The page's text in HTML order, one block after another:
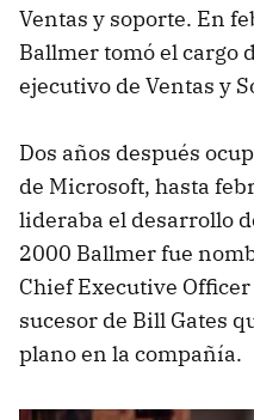
Ventas y soporte. En
Ballmer tomó el cargo
ejecutivo de Ventas y
Dos años después
de Microsoft, hasta
lideraba el desarrollo
2000 Ballmer fue
Chief Executive
sucesor de Bill Gates
plano en la compañía.